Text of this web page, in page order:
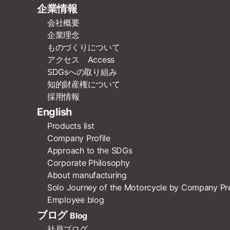
企業情報
会社概要
企業理念
ものづくりについて
アクセス Access
SDGsへの取り組み
知的財産権について
採用情報
English
Products list
Company Profile
Approach to the SDGs
Corporate Philosophy
About manufacturing
Solo Journey of the Motorcycle by Company
Employee blog
ブログ Blog